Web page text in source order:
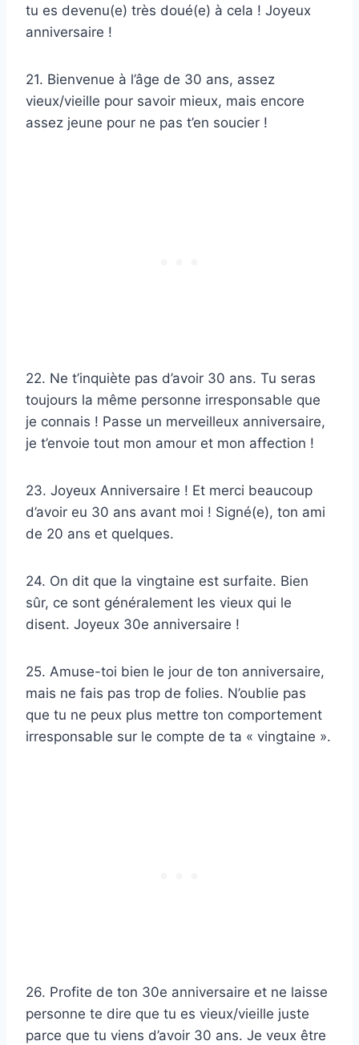
tu es devenu(e) très doué(e) à cela ! Joyeux
anniversaire !
21. Bienvenue à l’âge de 30 ans, assez
vieux/vieille pour savoir mieux, mais encore
assez jeune pour ne pas t’en soucier !
22. Ne t’inquiète pas d’avoir 30 ans. Tu seras
toujours la même personne irresponsable que
je connais ! Passe un merveilleux anniversaire,
je t’envoie tout mon amour et mon affection !
23. Joyeux Anniversaire ! Et merci beaucoup
d’avoir eu 30 ans avant moi ! Signé(e), ton ami
de 20 ans et quelques.
24. On dit que la vingtaine est surfaite. Bien
sûr, ce sont généralement les vieux qui le
disent. Joyeux 30e anniversaire !
25. Amuse-toi bien le jour de ton anniversaire,
mais ne fais pas trop de folies. N’oublie pas
que tu ne peux plus mettre ton comportement
irresponsable sur le compte de ta « vingtaine ».
26. Profite de ton 30e anniversaire et ne laisse
personne te dire que tu es vieux/vieille juste
parce que tu viens d’avoir 30 ans. Je veux être